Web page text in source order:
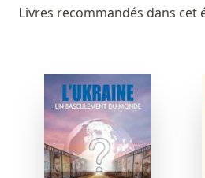
Livres recommandés dans cet